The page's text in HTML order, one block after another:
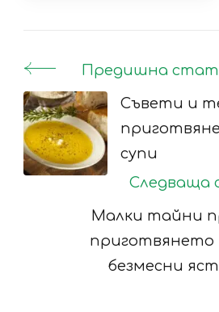
Post
Navigation
Предишна
Съвети и
супи
Следваща
Малки тайни
приготвянето
безмесни